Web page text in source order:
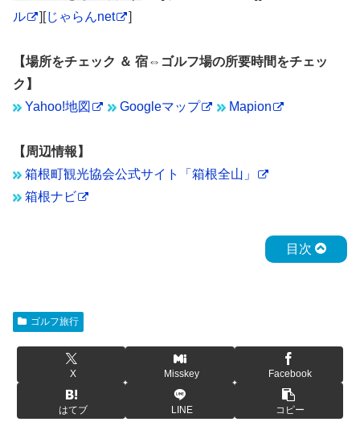
ル
][じゃらんnet ]
【場所をチェック ＆ 宿⇔ゴルフ場の所要時間をチェッ
ク】
Yahoo!地図
Googleマップ Mapion
【周辺情報】
箱根町観光協会公式サイト「箱根全山」
箱根ナビ
目次
ゴルフ旅行
X Misskey Facebook
はてブ LINE コピー